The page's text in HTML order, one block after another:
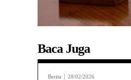
Baca Juga
Berita 28/02/2026